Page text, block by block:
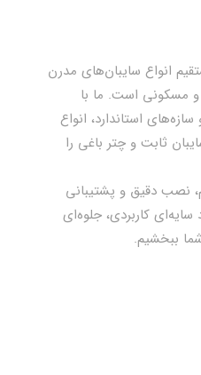
انواع سایبان‌های مدرن
مسکونی است. ما با
استاندارد، انواع
ثابت و چتر باغی را
نصب دقیق و پشتیبانی
کاربردی، جلوه‌ای
ببخشیم.